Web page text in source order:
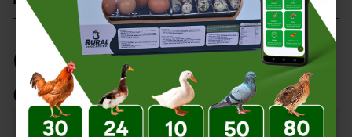
Como Incubar Ovos
em Regiões Frias